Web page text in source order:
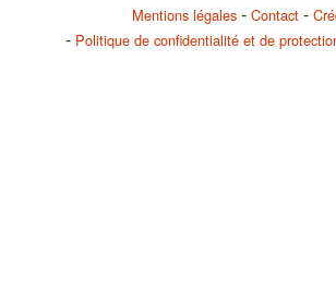
Mentions légales Contact
Politique de confidentialité et de